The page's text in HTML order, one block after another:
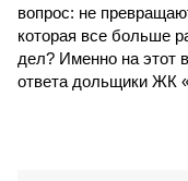
вопрос: не
которая все больше
дел? Именно на этот
ответа дольщики ЖК